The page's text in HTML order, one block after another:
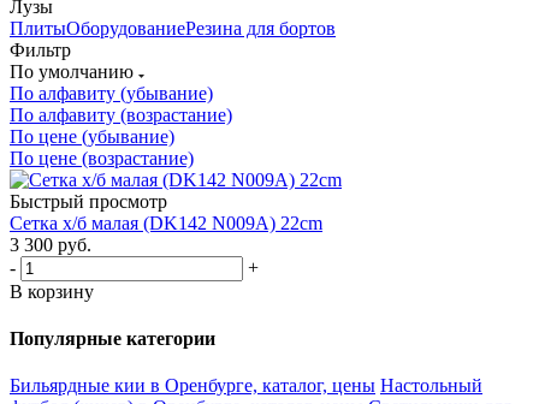
Лузы
ПлитыОборудованиеРезина для бортов
Фильтр
По умолчанию
По алфавиту (убывание)
По алфавиту (возрастание)
По цене (убывание)
По цене (возрастание)
Быстрый просмотр
Сетка х/б малая (DK142 N009A) 22cm
3 300 руб.
-
+
В корзину
Популярные категории
Бильярдные кии в Оренбурге, каталог, цены Настольный